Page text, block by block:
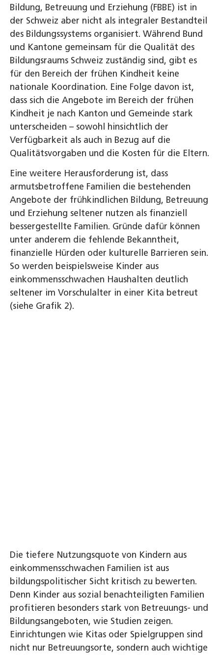
Bildung, Betreuung und Erziehung (FBBE) ist in
der Schweiz aber nicht als integraler Bestandteil
des Bildungssystems organisiert. Während Bund
und Kantone gemeinsam für die Qualität des
Bildungsraums Schweiz zuständig sind, gibt es
für den Bereich der frühen Kindheit keine
nationale Koordination. Eine Folge davon ist,
dass sich die Angebote im Bereich der frühen
Kindheit je nach Kanton und Gemeinde stark
unterscheiden – sowohl hinsichtlich der
Verfügbarkeit als auch in Bezug auf die
Qualitätsvorgaben und die Kosten für die Eltern.
Eine weitere Herausforderung ist, dass
armutsbetroffene Familien die bestehenden
Angebote der frühkindlichen Bildung, Betreuung
und Erziehung seltener nutzen als finanziell
bessergestellte Familien. Gründe dafür können
unter anderem die fehlende Bekanntheit,
finanzielle Hürden oder kulturelle Barrieren sein.
So werden beispielsweise Kinder aus
einkommensschwachen Haushalten deutlich
seltener im Vorschulalter in einer Kita betreut
(siehe Grafik 2).
Die tiefere Nutzungsquote von Kindern aus
einkommensschwachen Familien ist aus
bildungspolitischer Sicht kritisch zu bewerten.
Denn Kinder aus sozial benachteiligten Familien
profitieren besonders stark von Betreuungs- und
Bildungsangeboten, wie Studien zeigen.
Einrichtungen wie Kitas oder Spielgruppen sind
nicht nur Betreuungsorte, sondern auch wichtige